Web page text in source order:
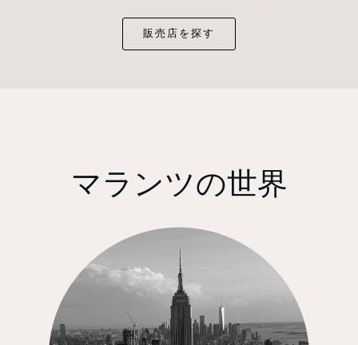
販売店を探す
マランツの世界